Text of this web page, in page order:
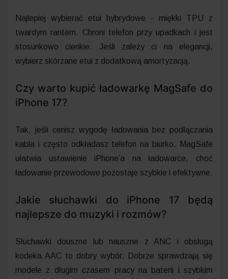
Najlepiej wybierać etui hybrydowe - miękki TPU z
twardym rantem. Chroni telefon przy upadkach i jest
stosunkowo cienkie. Jeśli zależy ci na elegancji,
wybierz skórzane etui z dodatkową amortyzacją.
Czy warto kupić ładowarkę MagSafe do
iPhone 17?
Tak, jeśli cenisz wygodę ładowania bez podłączania
kabla i często odkładasz telefon na biurko. MagSafe
ułatwia ustawienie iPhone’a na ładowarce, choć
ładowanie przewodowe pozostaje szybkie i efektywne.
Jakie słuchawki do iPhone 17 będą
najlepsze do muzyki i rozmów?
Słuchawki douszne lub nauszne z ANC i obsługą
kodeka AAC to dobry wybór. Dobrze sprawdzają się
modele z długim czasem pracy na baterii i szybkim